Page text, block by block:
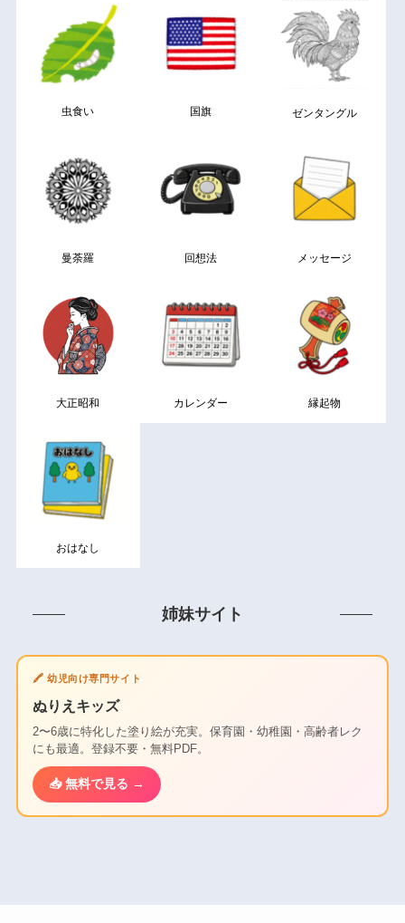
虫食い 国旗 ゼンタングル
曼荼羅 回想法 メッセージ
大正昭和 カレンダー 縁起物
おはなし
姉妹サイト
🖍️ 幼児向け専門サイト
ぬりえキッズ
2〜6歳に特化した塗り絵が充実。保育園・幼稚園・高齢者レク
にも最適。登録不要・無料PDF。
📥 無料で見る →